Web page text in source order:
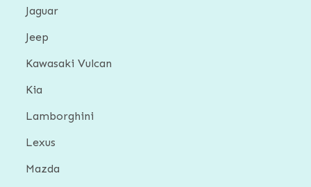
Jaguar
Jeep
Kawasaki Vulcan
Kia
Lamborghini
Lexus
Mazda